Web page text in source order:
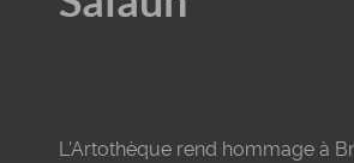
L'Artothèque rend hommage à